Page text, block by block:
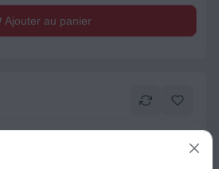
Ajouter au panier